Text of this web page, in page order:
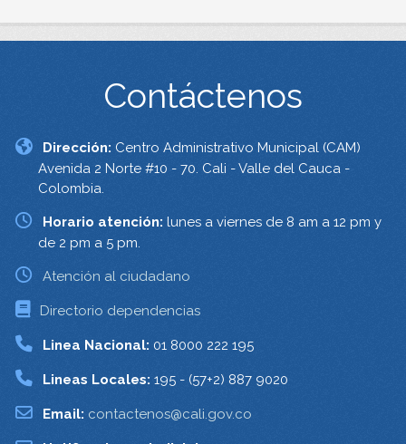
Contáctenos
Dirección: Centro Administrativo Municipal (CAM)
Avenida 2 Norte #10 - 70. Cali - Valle del Cauca -
Colombia.
Horario atención: lunes a viernes de 8 am a 12 pm y
de 2 pm a 5 pm.
Atención al ciudadano
Directorio dependencias
Linea Nacional: 01 8000 222 195
Lineas Locales: 195 - (57+2) 887 9020
Email: contactenos@cali.gov.co